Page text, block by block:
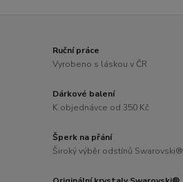
Ruční práce
Vyrobeno s láskou v ČR
Dárkové balení
K objednávce od 350 Kč
Šperk na přání
Široký výběr odstínů Swarovski®